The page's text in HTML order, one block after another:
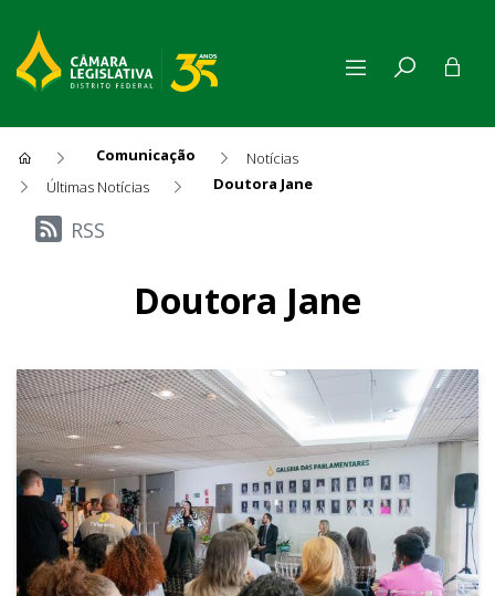
Comunicação
Notícias
Últimas Notícias
Doutora Jane
Últimas Notícias
RSS
Doutora Jane